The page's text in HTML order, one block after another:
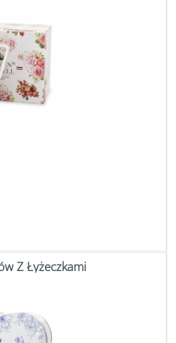
Z Łyżeczkami